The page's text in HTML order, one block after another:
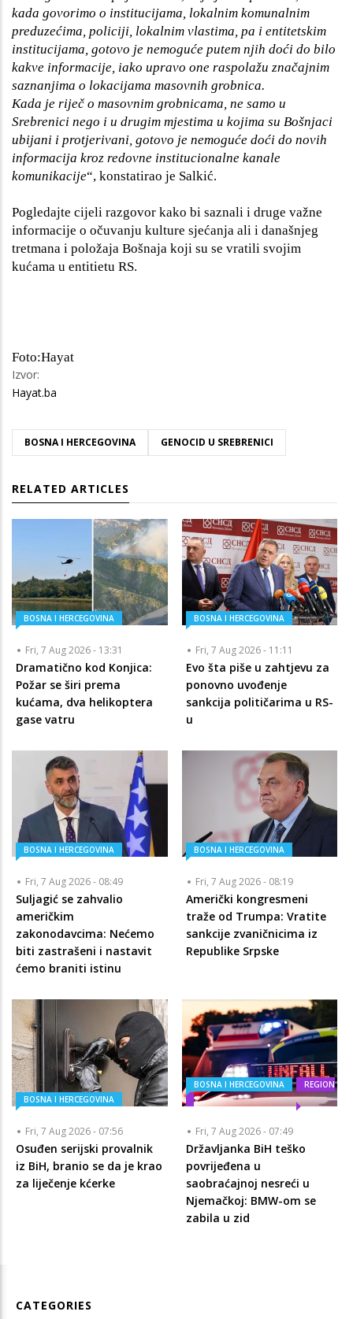
kada govorimo o institucijama, lokalnim komunalnim
preduzećima, policiji, lokalnim vlastima, pa i entitetskim
institucijama, gotovo je nemoguće putem njih doći do bilo
kakve informacije, iako upravo one raspolažu značajnim
saznanjima o lokacijama masovnih grobnica.
Kada je riječ o masovnim grobnicama, ne samo u
Srebrenici nego i u drugim mjestima u kojima su Bošnjaci
ubijani i protjerivani, gotovo je nemoguće doći do novih
informacija kroz redovne institucionalne kanale
komunikacije“, konstatirao je Salkić.
Pogledajte cijeli razgovor kako bi saznali i druge važne
informacije o očuvanju kulture sjećanja ali i današnjeg
tretmana i položaja Bošnaja koji su se vratili svojim
kućama u entitietu RS.
Foto:Hayat
Izvor:
Hayat.ba
BOSNA I HERCEGOVINA GENOCID U SREBRENICI
RELATED ARTICLES
BOSNA I HERCEGOVINA
Fri, 7 Aug 2026 - 13:31
Dramatično kod Konjica:
Požar se širi prema
kućama, dva helikoptera
gase vatru
BOSNA I HERCEGOVINA
Fri, 7 Aug 2026 - 11:11
Evo šta piše u zahtjevu za
ponovno uvođenje
sankcija političarima u RS-
u
BOSNA I HERCEGOVINA
Fri, 7 Aug 2026 - 08:49
Suljagić se zahvalio
američkim
zakonodavcima: Nećemo
biti zastrašeni i nastavit
ćemo braniti istinu
BOSNA I HERCEGOVINA
Fri, 7 Aug 2026 - 08:19
Američki kongresmeni
traže od Trumpa: Vratite
sankcije zvaničnicima iz
Republike Srpske
BOSNA I HERCEGOVINA
Fri, 7 Aug 2026 - 07:56
Osuđen serijski provalnik
iz BiH, branio se da je krao
za liječenje kćerke
BOSNA I HERCEGOVINA REGION
Fri, 7 Aug 2026 - 07:49
Državljanka BiH teško
povrijeđena u
saobraćajnoj nesreći u
Njemačkoj: BMW-om se
zabila u zid
CATEGORIES